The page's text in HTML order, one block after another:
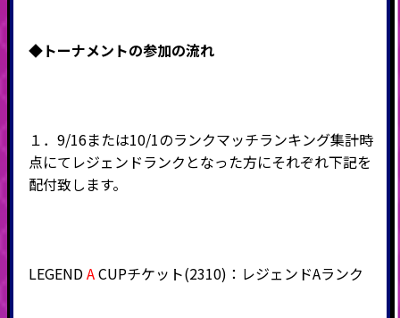
◆トーナメントの参加の流れ
１．9/16または10/1のランクマッチランキング集計時
点にてレジェンドランクとなった方にそれぞれ下記を
配付致します。
LEGENDACUPチケット(2310)：レジェンドAランク